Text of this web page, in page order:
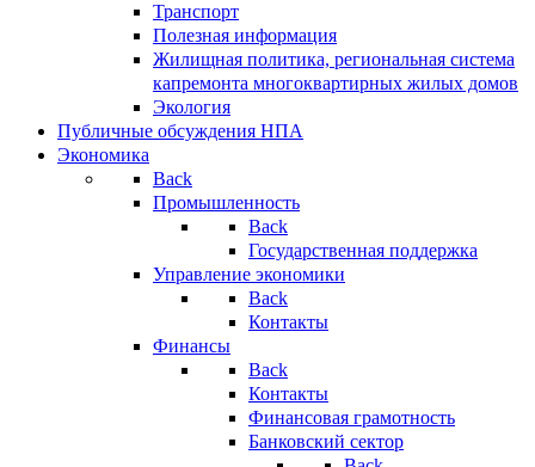
Транспорт
Полезная информация
Жилищная политика, региональная система
капремонта многоквартирных жилых домов
Экология
Публичные обсуждения НПА
Экономика
Back
Промышленность
Back
Государственная поддержка
Управление экономики
Back
Контакты
Финансы
Back
Контакты
Финансовая грамотность
Банковский сектор